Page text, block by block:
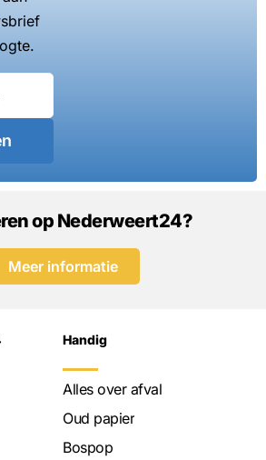
op Nederweert24?
Meer informatie
Handig
Alles over afval
Oud papier
Bospop